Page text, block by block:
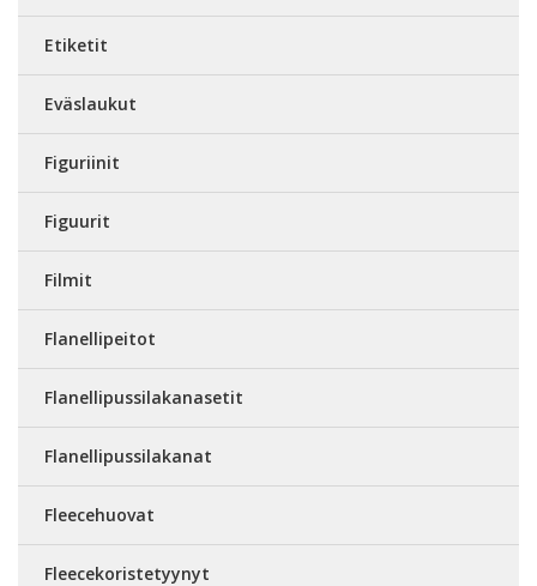
Etiketit
Eväslaukut
Figuriinit
Figuurit
Filmit
Flanellipeitot
Flanellipussilakanasetit
Flanellipussilakanat
Fleecehuovat
Fleecekoristetyynyt